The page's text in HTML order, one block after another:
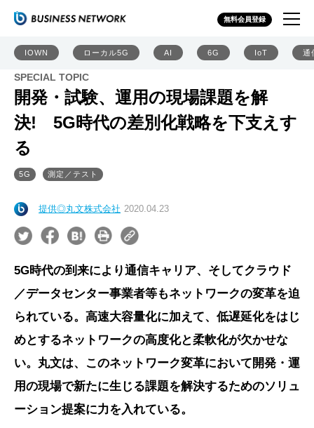
無料会員登録
IOWN ローカル5G AI 6G IoT 通
SPECIAL TOPIC
開発・試験、運用の現場課題を解
決! 5G時代の差別化戦略を下支えす
る
5G 測定／テスト
提供◎丸文株式会社 2020.04.23
5G時代の到来により通信キャリア、そしてクラウド
／データセンター事業者等もネットワークの変革を迫
られている。高速大容量化に加えて、低遅延化をはじ
めとするネットワークの高度化と柔軟化が欠かせな
い。丸文は、このネットワーク変革において開発・運
用の現場で新たに生じる課題を解決するためのソリュ
ーション提案に力を入れている。